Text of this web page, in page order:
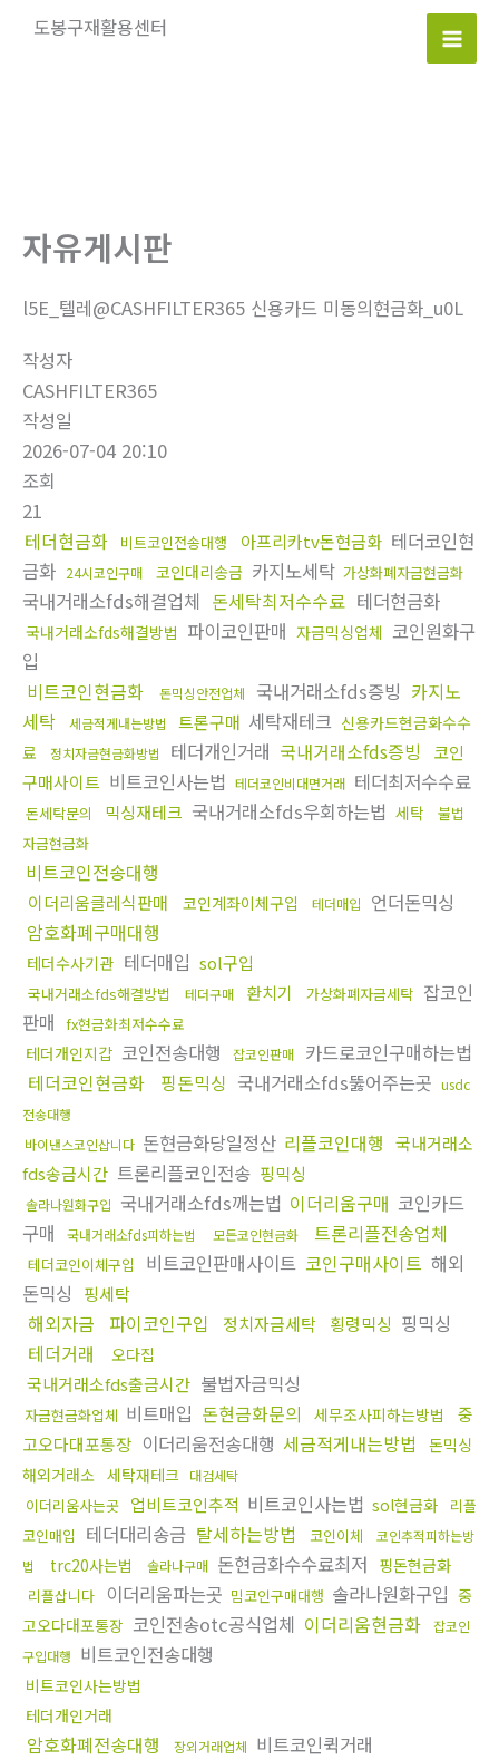
도봉구재활용센터
Main
자유게시판
l5E_텔레@CASHFILTER365 신용카드 미동의현금화_u0L
작성자
CASHFILTER365
작성일
2026-07-04 20:10
조회
21
테더현금화
비트코인전송대행 아프리카tv돈현금화 테더코인현
금화 24시코인구매 코인대리송금 카지노세탁 가상화폐자금현금화
국내거래소fds해결업체 돈세탁최저수수료 테더현금화
국내거래소fds해결방법 파이코인판매 자금믹싱업체 코인원화구
입
비트코인현금화
돈믹싱안전업체 국내거래소fds증빙 카지노
세탁
세금적게내는방법 트론구매 세탁재테크 신용카드현금화수수
료
정치자금현금화방법 테더개인거래 국내거래소fds증빙
코인
구매사이트 비트코인사는법 테더코인비대면거래 테더최저수수료
돈세탁문의 믹싱재테크 국내거래소fds우회하는법 세탁
불법
자금현금화
비트코인전송대행
이더리움클레식판매 코인계좌이체구입 테더매입
언더돈믹싱
암호화폐구매대행
테더수사기관 테더매입 sol구입
국내거래소fds해결방법 테더구매 환치기 가상화폐자금세탁 잡코인
판매 fx현금화최저수수료
테더개인지갑 코인전송대행 잡코인판매
카드로코인구매하는법
테더코인현금화
핑돈믹싱 국내거래소fds뚫어주는곳 usdc
전송대행
바이낸스코인삽니다 돈현금화당일정산 리플코인대행 국내거래소
fds송금시간 트론리플코인전송 핑믹싱
솔라나원화구입 국내거래소fds깨는법 이더리움구매 코인카드
구매
국내거래소fds피하는법 모든코인현금화 트론리플전송업체
테더코인이체구입 비트코인판매사이트 코인구매사이트 해외
돈믹싱
핑세탁
해외자금 파이코인구입 정치자금세탁 횡령믹싱 핑믹싱
테더거래
오다집
국내거래소fds출금시간 불법자금믹싱
자금현금화업체 비트매입 돈현금화문의 세무조사피하는방법
중
고오다대포통장 이더리움전송대행 세금적게내는방법
돈믹싱
해외거래소 세탁재테크 대검세탁
이더리움사는곳 업비트코인추적 비트코인사는법 sol현금화
리플
코인매입
테더대리송금 탈세하는방법 코인이체
코인추적피하는방
법
trc20사는법 솔라나구매 돈현금화수수료최저 핑돈현금화
리플삽니다 이더리움파는곳 밈코인구매대행 솔라나원화구입 중
고오다대포통장 코인전송otc공식업체 이더리움현금화
잡코인
구입대행 비트코인전송대행
비트코인사는방법
테더개인거래
암호화폐전송대행 장외거래업체 비트코인퀵거래